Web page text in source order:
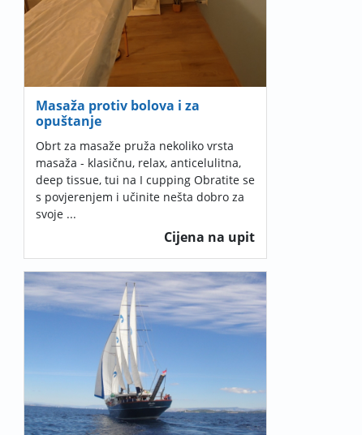
Masaža protiv bolova i za
opuštanje
Obrt za masaže pruža nekoliko vrsta
masaža - klasičnu, relax, anticelulitna,
deep tissue, tui na I cupping Obratite se
s povjerenjem i učinite nešta dobro za
svoje ...
Cijena na upit